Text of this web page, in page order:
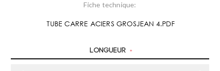
Fiche technique:
TUBE CARRE ACIERS GROSJEAN 4.PDF
Longueur *